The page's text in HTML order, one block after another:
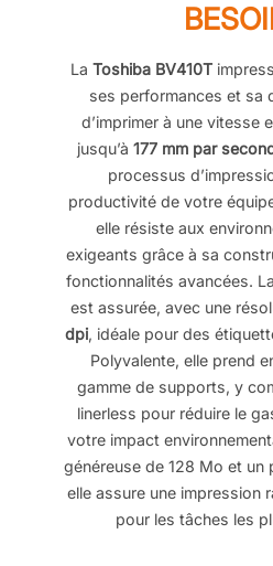
La Toshiba BV410T
ses performances et sa
d’imprimer à une vitesse
jusqu’à 177 mm par
processus
productivité de votre
elle résiste aux
exigeants grâce à sa
fonctionnalités avancées.
est assurée, avec une
dpi, idéale pour des
Polyvalente, elle prend
gamme de supports, y
linerless pour réduire le
votre impact
généreuse de 128 Mo et un
elle assure une impression
pour les tâches les